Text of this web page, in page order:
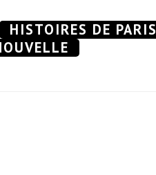
HISTOIRES DE PARIS